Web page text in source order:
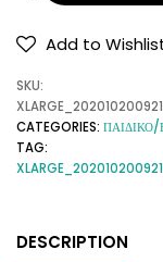
Add to
SKU:
CATEGORIES:
TAG:
DESCRIPTION